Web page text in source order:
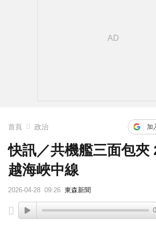
首頁 政治 加
快訊／共機艦三面包夾
越海峽中線
2026-04-28 09:26 東森新聞